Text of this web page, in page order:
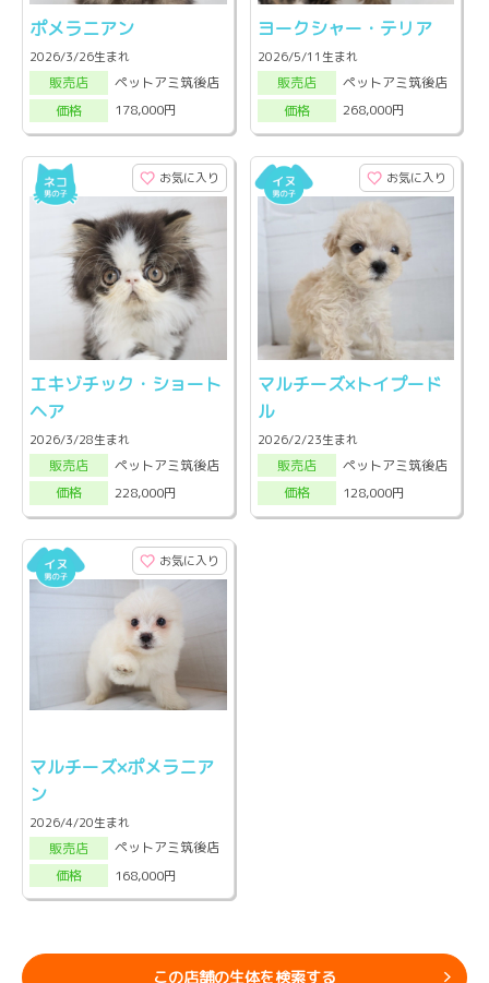
ポメラニアン
2026/3/26生まれ
販売店
ペットアミ筑後店
価格
178,000円
ヨークシャー・テリア
2026/5/11生まれ
販売店
ペットアミ筑後店
価格
268,000円
お気に入り
エキゾチック・ショート
ヘア
2026/3/28生まれ
販売店
ペットアミ筑後店
価格
228,000円
お気に入り
マルチーズ×トイプード
ル
2026/2/23生まれ
販売店
ペットアミ筑後店
価格
128,000円
お気に入り
マルチーズ×ポメラニア
ン
2026/4/20生まれ
販売店
ペットアミ筑後店
価格
168,000円
この店舗の生体を検索する